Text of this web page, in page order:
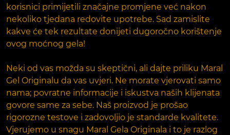
korisnici primijetili značajne promjene već nakon
nekoliko tjedana redovite upotrebe. Sad zamislite
kakve će tek rezultate donijeti dugoročno korištenje
ovog moćnog gela!
Neki od vas možda su skeptični, ali dajte priliku Maral
Gel Originalu da vas uvjeri. Ne morate vjerovati samo
nama; povratne informacije i iskustva naših klijenata
govore same za sebe. Naš proizvod je prošao
rigorozne testove i zadovoljio je standarde kvalitete.
Vjerujemo u snagu Maral Gela Originala i to je razlog